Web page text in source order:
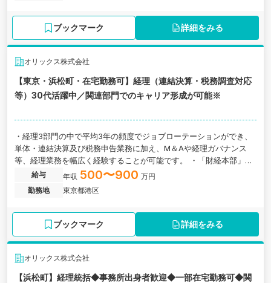
ブックマーク 詳細をみる
オリックス株式会社
【東京・浜松町・在宅勤務可】経理（連結決算・税務調査対応
等）30代活躍中／関連部門でのキャリア形成が可能※
・経理3部門の中で平均3年の頻度でジョブローテーションができ、
単体・連結決算及び税務申告業務に加え、M＆Aや経理ガバナンス
等、経理業務を幅広く経験することが可能です。 ・「財経本部」の
中に、経理部門のほか、財務部及び経営計画部があり、将来的に財
務部及び経営計画部へのジョブローテーションも可能であり、また
「キャリアチャレンジ制度」等により、経理部門に留まらず、自身
給与 年収 500〜900 万円
勤務地
東京都港区
ブックマーク 詳細をみる
オリックス株式会社
【浜松町】経理統括◆事務所出身者歓迎◆一部在宅勤務可◆関